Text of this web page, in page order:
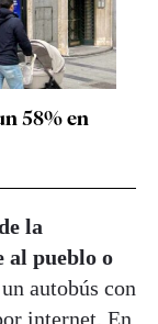
58% en
la
al pueblo o
autobús con
internet. En